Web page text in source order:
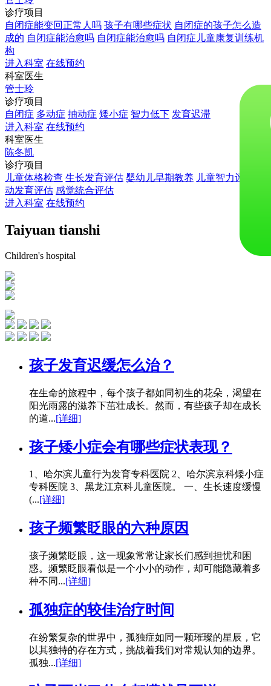
诊疗项目
自闭症能变回正常人吗 孩子有哪些症状 自闭症的孩子怎么造
成的 自闭症能治愈吗 自闭症能治愈吗 自闭症儿童康复训练机
构
进入科室 在线预约
科室医生
管士玲
诊疗项目
自闭症 多动症 抽动症 矮小症 智力低下 发育迟滞
进入科室 在线预约
科室医生
陈冬凯
诊疗项目
儿童体格检查 生长发育评估 婴幼儿早期教养 儿童智力评估
动发育评估 感觉统合评估
进入科室 在线预约
Taiyuan tianshi
Children's hospital
孩子发育迟缓怎么治？
在生命的旅程中，每个孩子都如同初生的花朵，渴望在
阳光雨露的滋养下茁壮成长。然而，有些孩子却在成长
的道...[详细]
孩子矮小症会有哪些症状表现？
1、哈尔滨儿童行为发育专科医院 2、哈尔滨京科矮小症
专科医院 3、黑龙江京科儿童医院。 一、生长速度缓慢
(...[详细]
孩子频繁眨眼的六种原因
孩子频繁眨眼，这一现象常常让家长们感到担忧和困
惑。频繁眨眼看似是一个小小的动作，却可能隐藏着多
种不同...[详细]
孤独症的较佳治疗时间
在纷繁复杂的世界中，孤独症如同一颗璀璨的星辰，它
以其独特的存在方式，挑战着我们对常规认知的边界。
孤独...[详细]